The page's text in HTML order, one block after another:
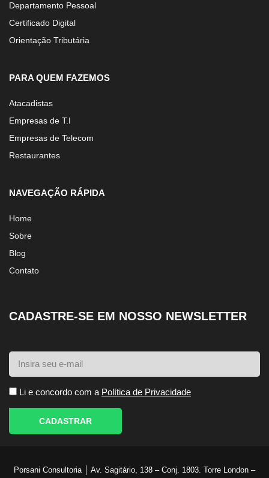
Departamento Pessoal
Certificado Digital
Orientação Tributária
PARA QUEM FAZEMOS
Atacadistas
Empresas de T.I
Empresas de Telecom
Restaurantes
NAVEGAÇÃO RÁPIDA
Home
Sobre
Blog
Contato
CADASTRE-SE EM NOSSO NEWSLETTER
Li e concordo com a Política de Privacidade
CADASTRAR
Porsani Consultoria │ Av. Sagitário, 138 – Conj. 1803. Torre London –